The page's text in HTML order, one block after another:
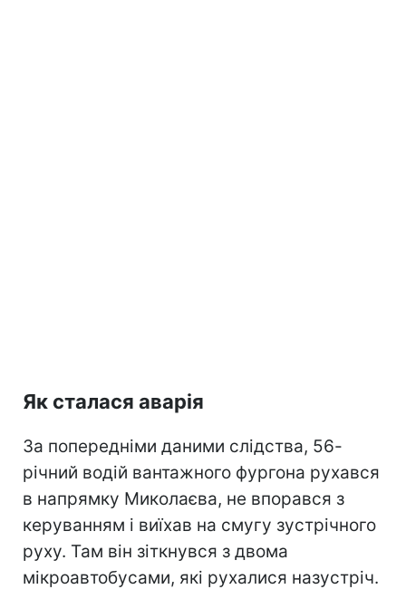
Як сталася аварія
За попередніми даними слідства, 56-
річний водій вантажного фургона рухався
в напрямку Миколаєва, не впорався з
керуванням і виїхав на смугу зустрічного
руху. Там він зіткнувся з двома
мікроавтобусами, які рухалися назустріч.